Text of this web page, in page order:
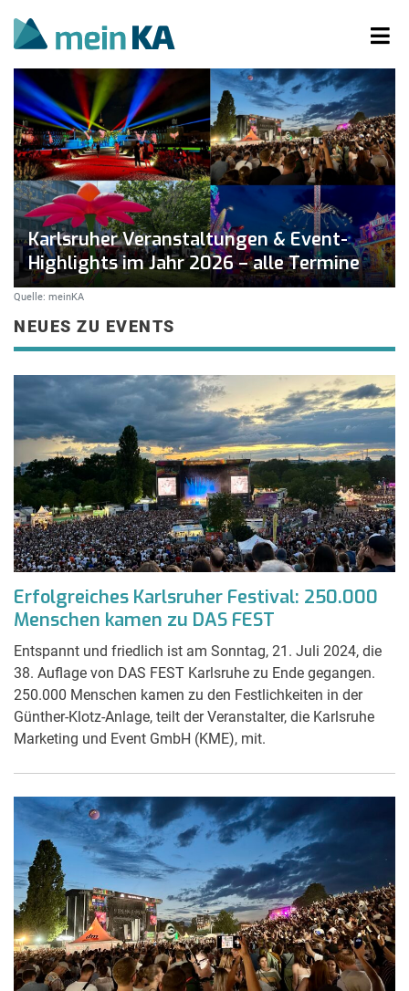
Karlsruher Veranstaltungen & Event-
Highlights im Jahr 2026 – alle Termine
Quelle: meinKA
NEUES ZU EVENTS
Erfolgreiches Karlsruher Festival: 250.000
Menschen kamen zu DAS FEST
Entspannt und friedlich ist am Sonntag, 21. Juli 2024, die
38. Auflage von DAS FEST Karlsruhe zu Ende gegangen.
250.000 Menschen kamen zu den Festlichkeiten in der
Günther-Klotz-Anlage, teilt der Veranstalter, die Karlsruhe
Marketing und Event GmbH (KME), mit.